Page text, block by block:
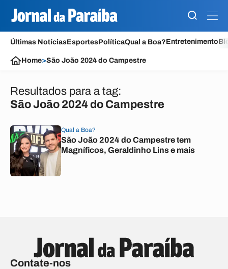
Últimas NotíciasEsportesPolíticaQual a Boa?Entretenimento
Home>São João 2024 do Campestre
Resultados para a tag:
São João 2024 do Campestre
Qual a Boa?
São João 2024 do Campestre tem
Magníficos, Geraldinho Lins e mais
Contate-nos